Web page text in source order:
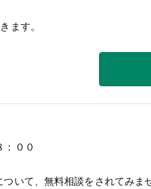
ます。
００
いて、無料相談をされてみま